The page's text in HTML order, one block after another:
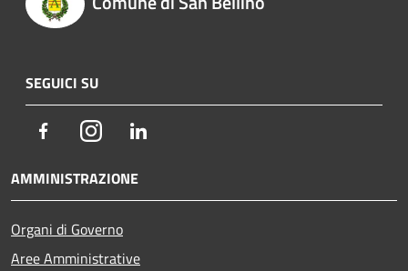
SEGUICI SU
FacebookInstagram
AMMINISTRAZIONE
Organi di Governo
Aree Amministrative